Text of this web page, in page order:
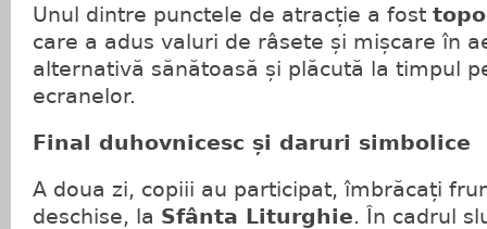
Unul dintre punctele de atracție a fost
care a adus valuri de râsete și mișcare în
alternativă sănătoasă și plăcută la timpul
ecranelor.
Final duhovnicesc și daruri simbolice
A doua zi, copiii au participat, îmbrăcați
deschise, la Sfânta Liturghie. În cadrul